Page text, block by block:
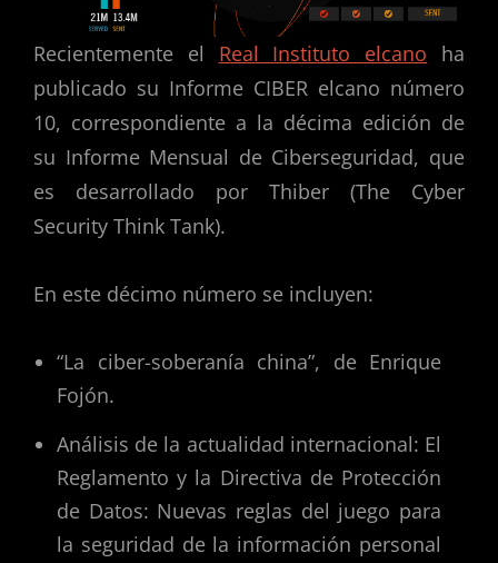
Recientemente el Real Instituto elcano ha
publicado su Informe CIBER elcano número
10, correspondiente a la décima edición de
su Informe Mensual de Ciberseguridad, que
es desarrollado por Thiber (The Cyber
Security Think Tank).
En este décimo número se incluyen:
“La ciber-soberanía china”, de Enrique
Fojón.
Análisis de la actualidad internacional: El
Reglamento y la Directiva de Protección
de Datos: Nuevas reglas del juego para
la seguridad de la información personal